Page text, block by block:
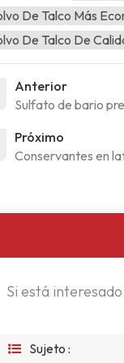
De Talco Más
De Talco De
Anterior
Sulfato de bario
Próximo
Conservantes en
Si está
Sujeto :